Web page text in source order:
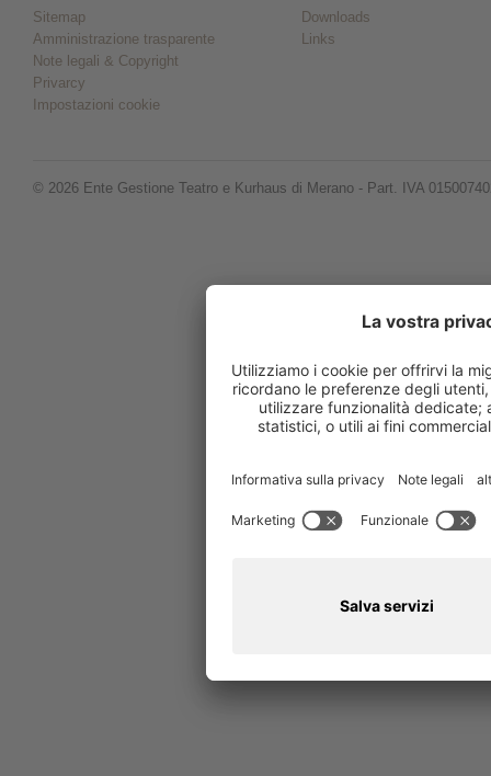
Sitemap
Amministrazione trasparente
Note legali & Copyright
Privarcy
Impostazioni cookie
Downloads
Links
© 2026 Ente Gestione Teatro e Kurhaus di Merano - Part. IVA